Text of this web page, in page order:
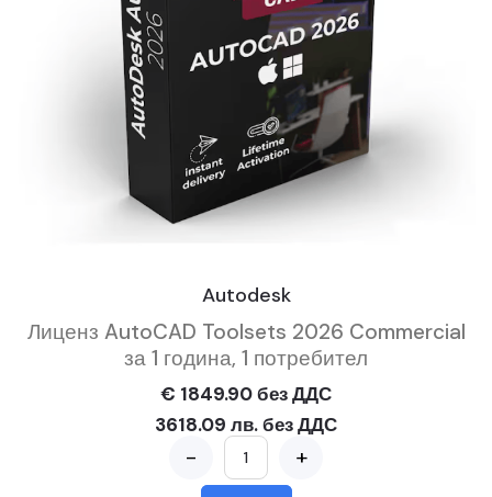
Autodesk
Лиценз AutoCAD Toolsets 2026 Commercial
за 1 година, 1 потребител
€ 1849.90 без ДДС
3618.09 лв. без ДДС
- +